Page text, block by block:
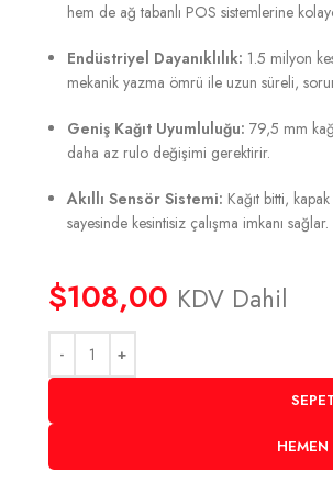
hem de ağ tabanlı POS sistemlerine
Endüstriyel Dayanıklılık: 1.5 milyon
mekanik yazma ömrü ile uzun süreli,
Geniş Kağıt Uyumluluğu: 79,5 mm
daha az rulo değişimi gerektirir.
Akıllı Sensör Sistemi: Kağıt bitti, kapak
sayesinde kesintisiz çalışma imkanı sağlar.
$108,00 KDV Dahil